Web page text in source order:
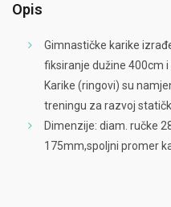
Opis
Gimnastičke karike
fiksiranje dužine 400cm
Karike (ringovi) su
treningu za razvoj
Dimenzije: diam. ručke
175mm,spoljni promer